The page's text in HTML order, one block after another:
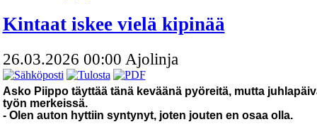
Kintaat iskee vielä kipinää
26.03.2026 00:00 Ajolinja
Asko Piippo täyttää tänä keväänä pyöreitä, mutta
työn merkeissä.
- Olen auton hyttiin syntynyt, joten jouten en osaa olla.